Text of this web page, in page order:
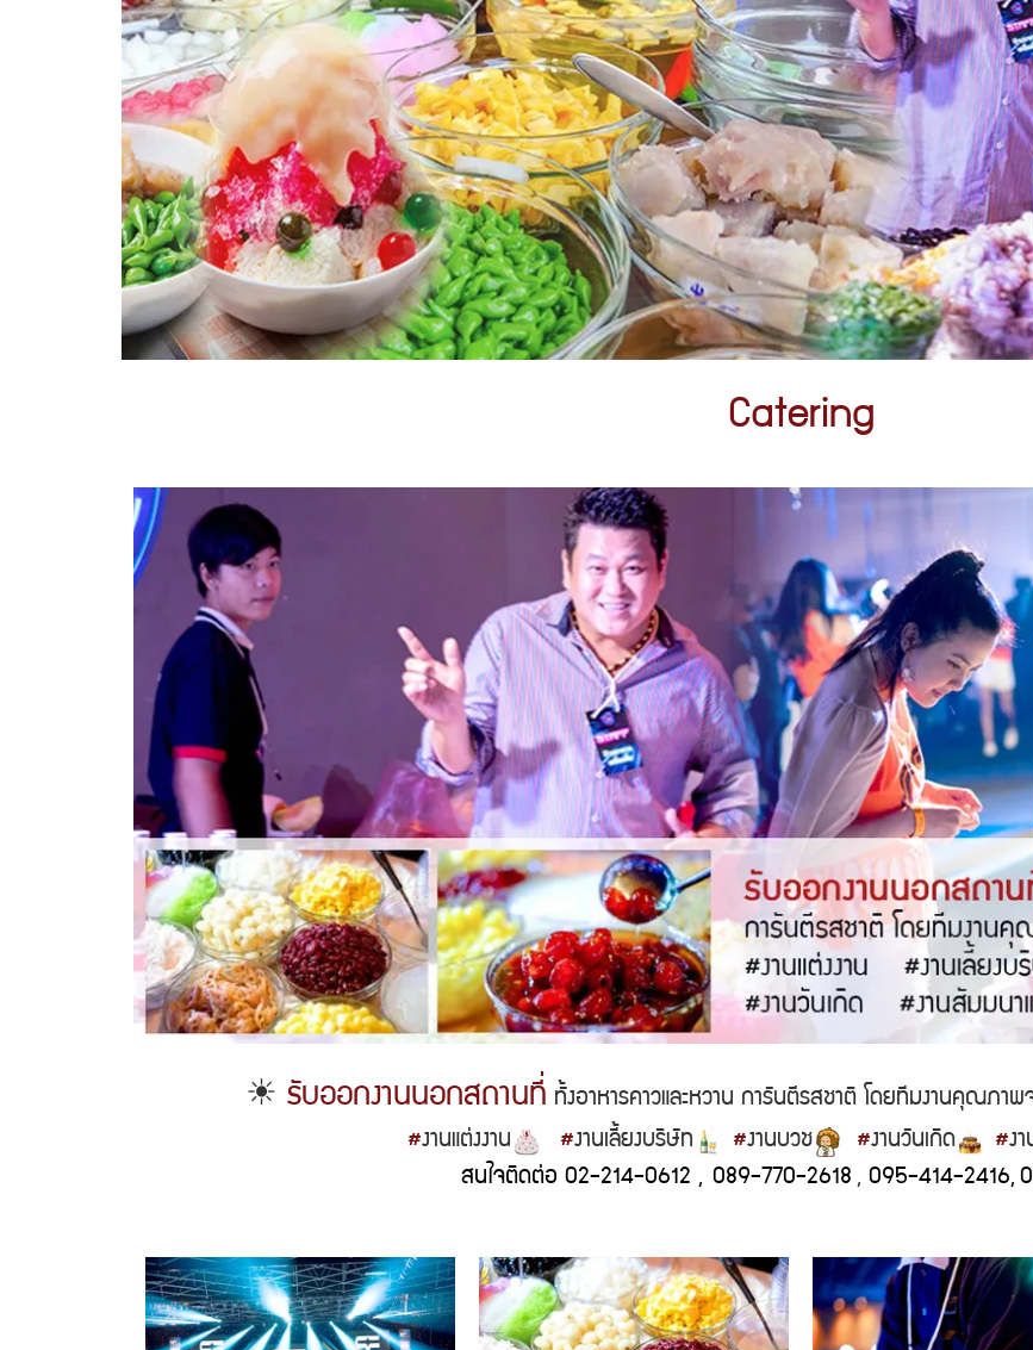
Catering
☀ รับออกงานนอกสถานที่ ทั้งอาหารคาวและหวาน การันตีรสชาติ โดยทีมงานคุณภา
#งานแต่งงาน #งานเลี้ยงบริษัท #งานบวช #งานวันเกิด #ง
สนใจติดต่อ 02-214-0612 , 089-770-2618 , 095-414-2416,